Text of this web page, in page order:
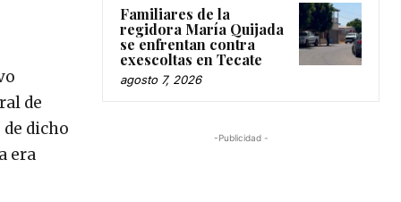
de
dicho
era
Familiares de la
regidora María Quijada
se enfrentan contra
exescoltas en Tecate
agosto 7, 2026
-Publicidad -